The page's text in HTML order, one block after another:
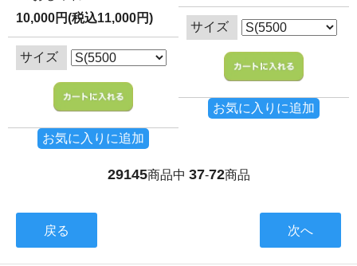
10,000円(税込11,000円)
サイズ
お気に入りに追加
サイズ
お気に入りに追加
29145商品中 37-72商品
戻る 次へ